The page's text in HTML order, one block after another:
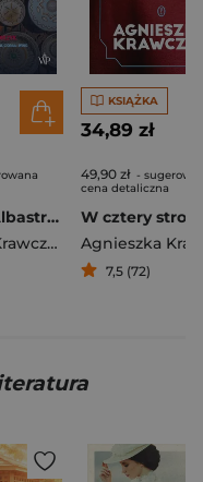
Rumunia. Albastru, ciorba i wino
Agnieszka Krawczyk
KSIĄŻKA
34,89 zł
49,90 zł -
cena detaliczna
7,5 (72)